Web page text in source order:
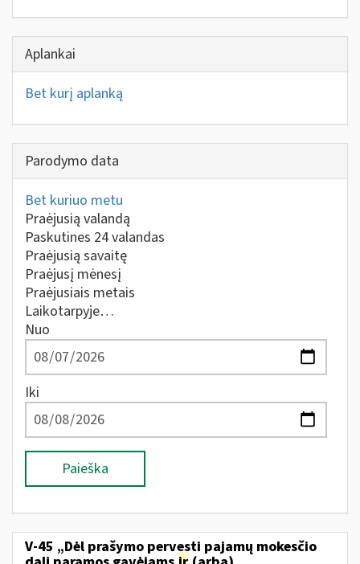
Aplankai
Bet kurį aplanką
Parodymo data
Bet kuriuo metu
Praėjusią valandą
Paskutines 24 valandas
Praėjusią savaitę
Praėjusį mėnesį
Praėjusiais metais
Laikotarpyje…
Nuo
Iki
Paieška
V-45 „Dėl prašymo pervesti pajamų mokesčio